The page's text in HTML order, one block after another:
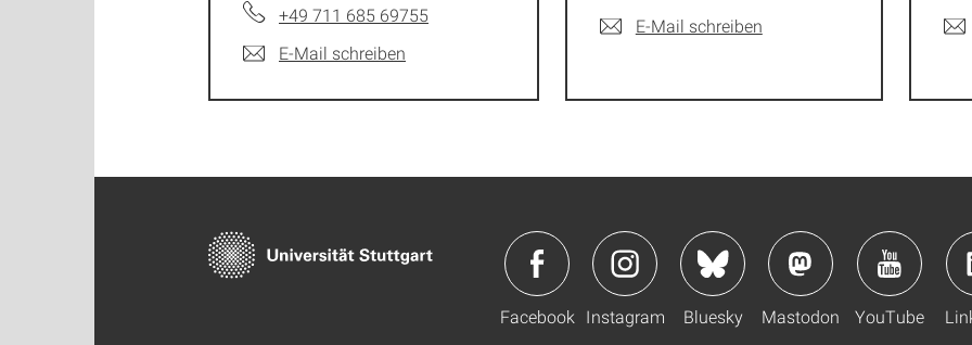
+49 711 685 69755
E-Mail schreiben
E-Mail schreiben
Facebook Instagram Bluesky Mastodon YouTube